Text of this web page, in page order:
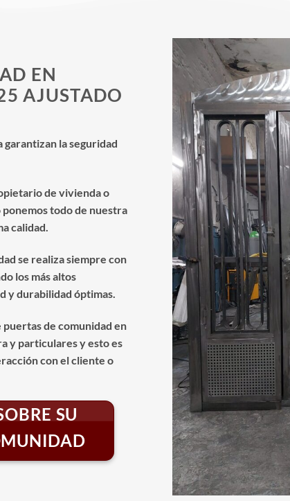
EN
AJUSTADO
garantizan la seguridad
de vivienda o
todo de nuestra
calidad.
se realiza siempre con
los más altos
y durabilidad óptimas.
puertas de comunidad en
y particulares y esto es
con el cliente o
SU